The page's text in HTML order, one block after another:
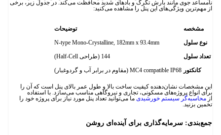
نامساعد جوی مانند بارش تگرگ و بادهای شدید محافظت می‌کند. در جدول زیر، برخی
از مهم‌ترین ویژگی‌های این پنل را مشاهده می‌کنید:
مشخصه
توضیحات
نوع سلول
N-type Mono-Crystalline, 182mm x 93.4mm
تعداد سلول
144 (طراحی Half-Cell)
کانکتور MC4 compatible IP68 (مقاوم در برابر آب و گردوغبار)
این مشخصات نشان‌دهنده کیفیت ساخت بالا و طول عمر بالای پنل است که آن را
برای انواع پروژه‌های مسکونی، تجاری و نیروگاهی مناسب می‌سازد. با استفاده
محاسبه‌گر سیستم خورشیدیما می‌توانید تعداد پنل مورد نیاز برای پروژه خود را
تخمین بزنید.
جمع‌بندی: سرمایه‌گذاری برای آینده‌ای روشن